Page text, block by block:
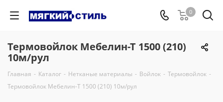
0
Термовойлок Мебелин-Т 1500 (210)
10м/рул
Главная - Каталог - Нетканые материалы - Войлок - Термовойлок -
Термовойлок Мебелин-Т 1500 (210) 10м/рул